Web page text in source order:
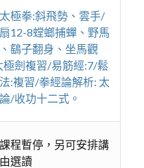
極拳:斜飛勢、雲手/
12-8螳螂捕蟬、野馬
鷂子翻身、坐馬觀
極劍複習/易筋經:7/鬆
:複習/拳經論解析: 太
/收功十二式。
程暫停，另可安排講
選讀